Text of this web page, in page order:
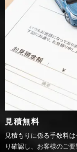
見積無料
見積もりに係る手数料
り確認し、お客様のご